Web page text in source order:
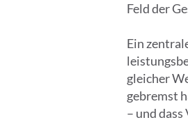
Feld der
Ein
gleicher
gebremst
– und